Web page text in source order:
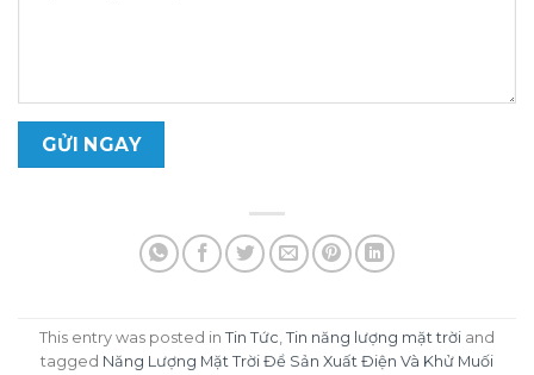
This entry was posted in Tin Tức, Tin năng lượng mặt trời and
tagged Năng Lượng Mặt Trời Để Sản Xuất Điện Và Khử Muối